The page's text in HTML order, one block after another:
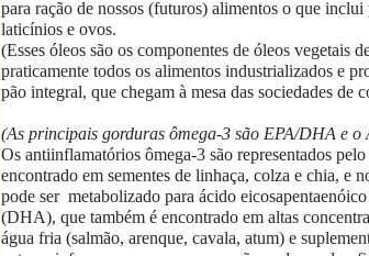
para ração de nossos (futuros) alimentos o que
laticínios e ovos.
(Esses óleos são os componentes de óleos vegetais
praticamente todos os alimentos industrializados e
pão integral, que chegam à mesa das sociedades de
(As principais gorduras ômega-3 são EPA/DHA e o
Os antiinflamatórios ômega-3 são representados
encontrado em sementes de linhaça, colza e chia, e
pode ser metabolizado para ácido
(DHA), que também é encontrado em altas
água fria (salmão, arenque, cavala, atum) e